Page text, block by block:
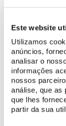
Este website
Utilizamos
anúncios,
analisar o
informações
nossos
análise, que as
que lhes
partir da sua